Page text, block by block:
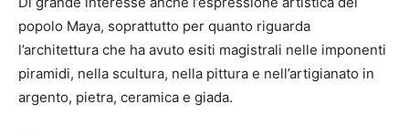
popolo Maya, soprattutto per quanto riguarda
l’architettura che ha avuto esiti magistrali nelle imponenti
piramidi, nella scultura, nella pittura e nell’artigianato in
argento, pietra, ceramica e giada.